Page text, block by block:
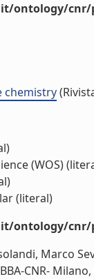
ontology/cnr/
chemistry
(WOS)
(literal)
ontology/
Marco
CNR-